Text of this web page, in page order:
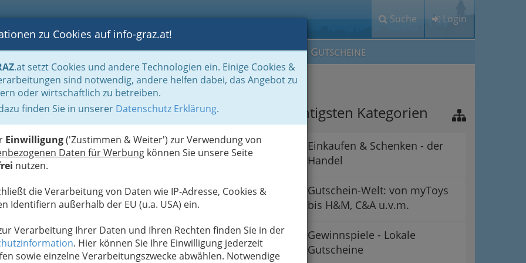
Suche Login
BLOGS FOTOS GASTRONOMIE BRANCHEN MEIN IG GUTSCHEINE
zu Cookies auf info-graz.at!
.at setzt Cookies und andere Technologien ein. Einige Cookies &
sind notwendig, andere helfen dabei, das Angebot zu
oder wirtschaftlich zu betreiben.
finden Sie in unserer Datenschutz Erklärung.
Einwilligung('Zustimmen & Weiter') zur Verwendung von
Daten für Werbung können Sie unsere Seite
nutzen.
die Verarbeitung von Daten wie IP-Adresse, Cookies &
Identifiern außerhalb der EU (u.a. USA) ein.
Verarbeitung Ihrer Daten und Ihren Rechten finden Sie in der
. Hier können Sie Ihre Einwilligung jederzeit
sowie einzelne Verarbeitungszwecke abwählen. Notwendige
für Meditation,
Die wichtigsten Kategorien
Einkaufen & Schenken - der
Handel
Gutschein-Welt: von myToys
bis H&M, C&A u.v.m.
Gewinnspiele - Lokale
Gutscheine